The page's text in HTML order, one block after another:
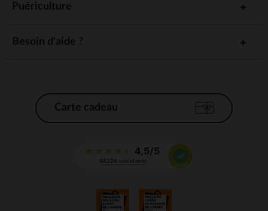
Puériculture
Besoin d'aide ?
Carte cadeau